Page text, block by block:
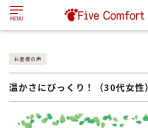
MENU
お客様の声
温かさにびっくり！（30代女性）